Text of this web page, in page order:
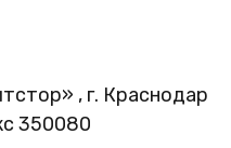
, г. Краснодар
350080